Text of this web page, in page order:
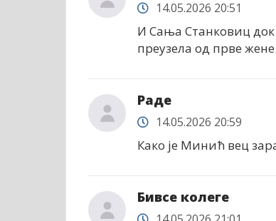
14.05.2026 20:51
И Сања Станковиц док
преузела од прве
Раде
14.05.2026 20:59
Како је Минић вец
Бивсе колеге